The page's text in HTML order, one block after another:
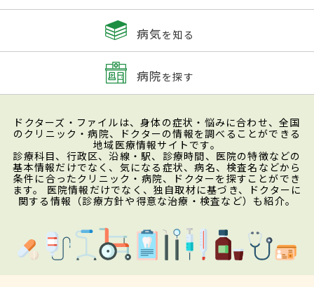
病気を知る
病院を探す
ドクターズ・ファイルは、身体の症状・悩みに合わせ、全国
のクリニック・病院、ドクターの情報を調べることができる
地域医療情報サイトです。
診療科目、行政区、沿線・駅、診療時間、医院の特徴などの
基本情報だけでなく、気になる症状、病名、検査名などから
条件に合ったクリニック・病院、ドクターを探すことができ
ます。 医院情報だけでなく、独自取材に基づき、ドクターに
関する情報（診療方針や得意な治療・検査など）も紹介。